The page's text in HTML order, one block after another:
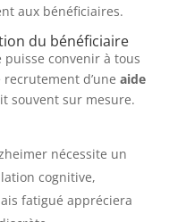
aux bénéficiaires.
du bénéficiaire
convenir à tous
recrutement d’une aide
souvent sur mesure.
nécessite un
cognitive,
fatigué appréciera